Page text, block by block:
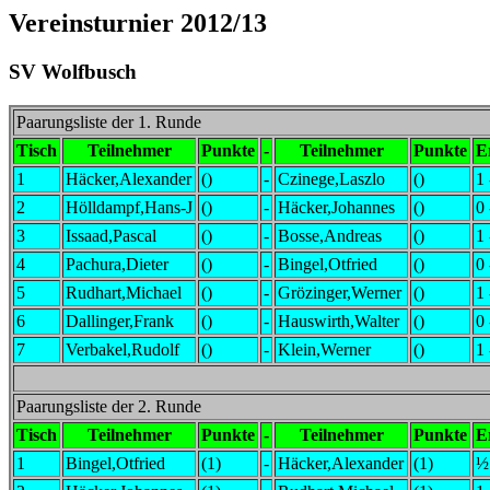
Vereinsturnier 2012/13
SV Wolfbusch
Paarungsliste der 1. Runde
Tisch
Teilnehmer Punkte - Teilnehmer Punkte
1
Häcker,Alexander () - Czinege,Laszlo ()
1
2
Hölldampf,Hans-J () - Häcker,Johannes ()
0
3
Issaad,Pascal () - Bosse,Andreas ()
1
4
Pachura,Dieter () - Bingel,Otfried ()
0
5
Rudhart,Michael () - Grözinger,Werner ()
1
6
Dallinger,Frank () - Hauswirth,Walter ()
0
7
Verbakel,Rudolf () - Klein,Werner () 1
Paarungsliste der 2. Runde
Tisch
Teilnehmer Punkte - Teilnehmer Punkte
1
Bingel,Otfried (1) - Häcker,Alexander (1)
½